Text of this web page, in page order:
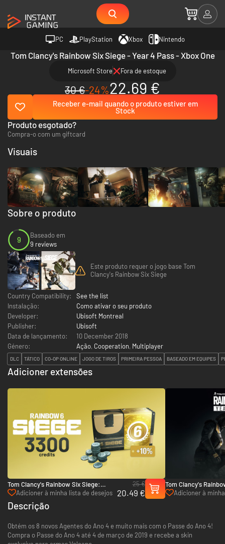
PC PlayStation Xbox Nintendo
Tom Clancy's Rainbow Six Siege - Year 4 Pass - Xbox One
Microsoft Store Fora de estoque
30 €-24%22.69 €
Receber e-mail quando o produto estiver em
Stock
Produto esgotado?
Compra-o com um giftcard
Sobre o produto
9
Baseado em
9 reviews
Este produto requer o jogo base Tom
Clancy's Rainbow Six Siege
Country Compatibility:
See the list
Instalação:
Como ativar o seu produto
Developer:
Ubisoft Montreal
Publisher:
Ubisoft
Data de lançamento:
10 December 2018
Género:
Ação, Cooperation, Multiplayer
DLC TÁTICO CO-OP ONLINE JOGO DE TIROS PRIMEIRA PESSOA BASEADO EM EQUIPES
Adicioner extensões
Tom Clancy's Rainbow Six Siege:
3.300 Créditos R6 - Xbox One & Xbox
Adicioner à minha lista de desejos
25 €
20.49 €
Tom Clancy's
Pass - Xbox One &
Adicioner à
Visuais
Descrição
Obtém os 8 novos Agentes do Ano 4 e muito mais com o Passe do Ano 4!
Compra o Passe do Ano 4 até 4 de março de 2019 e recebe a skin